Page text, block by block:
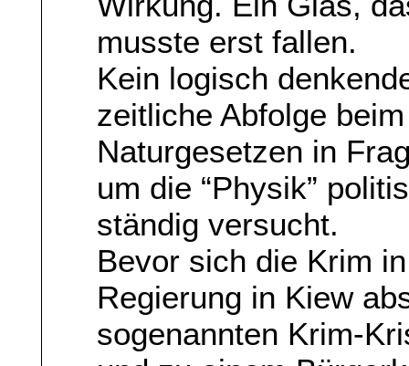
musste erst fallen.
Kein logisch
zeitliche Abfolge
Naturgesetzen in
um die “Physik”
ständig versucht.
Bevor sich die Krim
Regierung in Kiew
sogenannten Krim-